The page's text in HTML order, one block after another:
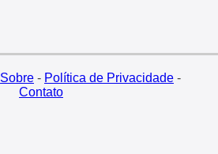
Sobre- Política de Privacidade-
Contato